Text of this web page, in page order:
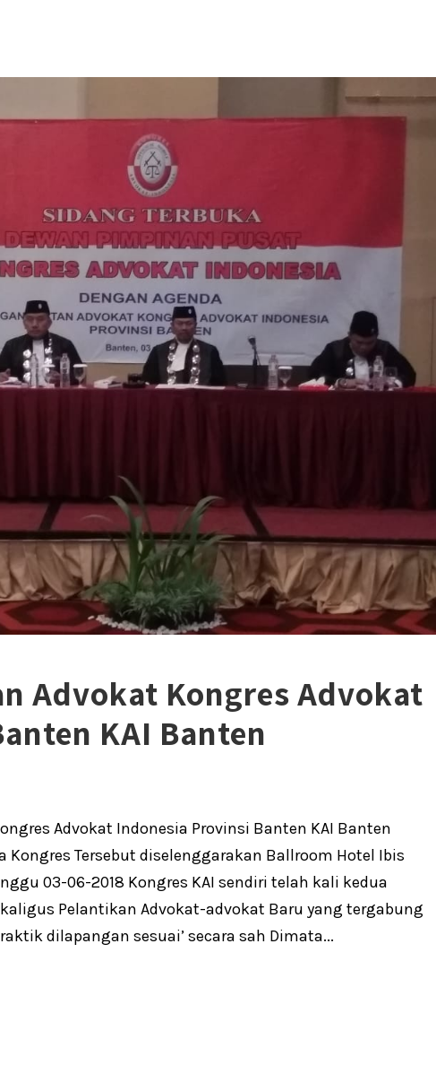
Advokat Kongres Advokat
KAI Banten
Advokat Indonesia Provinsi Banten KAI Banten
Kongres Tersebut diselenggarakan Ballroom Hotel Ibis
03-06-2018 Kongres KAI sendiri telah kali kedua
Pelantikan Advokat-advokat Baru yang tergabung
dilapangan sesuai’ secara sah Dimata...